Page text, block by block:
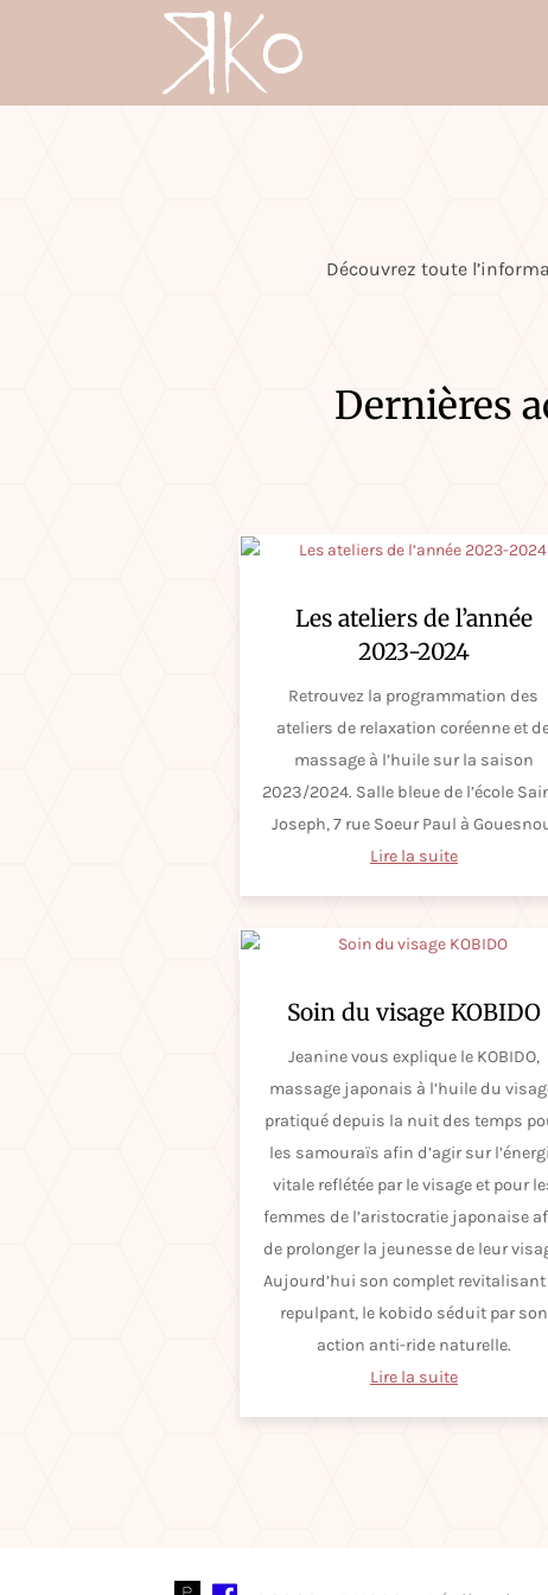
Découvrez toute
Dernières
Les ateliers de l’année
2023-2024
Retrouvez la programmation des
ateliers de relaxation coréenne et
massage à l’huile sur la saison
2023/2024. Salle bleue de l’école
Joseph, 7 rue Soeur Paul à
Lire la suite
Soin du visage KOBIDO
Jeanine vous explique le KOBIDO,
massage japonais à l’huile du
pratiqué depuis la nuit des temps
les samouraïs afin d’agir sur
vitale reflétée par le visage et pour
femmes de l’aristocratie japonaise
de prolonger la jeunesse de leur
Aujourd’hui son complet revitalisant
repulpant, le kobido séduit par son
action anti-ride naturelle.
Lire la suite